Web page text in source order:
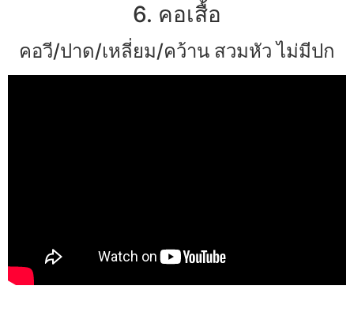
6. คอเสื้อ
คอวี/ปาด/เหลี่ยม/คว้าน สวมหัว ไม่มีปก